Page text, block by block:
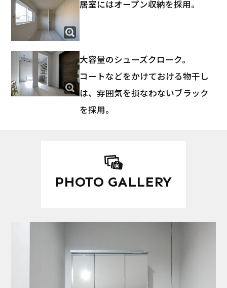
居室にはオープン収納を採用。
大容量のシューズクローク。
コートなどをかけておける物干し
は、雰囲気を損なわないブラック
を採用。
PHOTO GALLERY